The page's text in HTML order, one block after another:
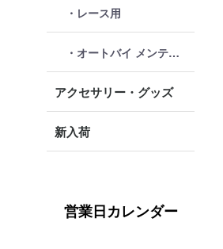
・レース用
・オートバイ メンテナンス
アクセサリー・グッズ
新入荷
営業日カレンダー